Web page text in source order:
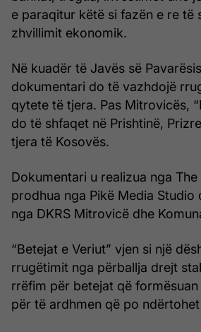
e paraqitur këtë si fazën e re të
zhvillimit ekonomik.
Në kuadër të Javës së
dokumentari do të vazhdojë
qytete të tjera. Pas Mitrovicës,
do të shfaqet në Prishtinë,
tjera të Kosovës.
Dokumentari u realizua nga
prodhua nga Pikë Media Studio
nga DKRS Mitrovicë dhe
“Betejat e Veriut” vjen si një
rrugëtimit nga përballja drejt
rrëfim për betejat që
për të ardhmen që po